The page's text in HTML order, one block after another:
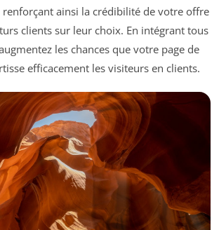
renforçant ainsi la crédibilité de votre offre
clients sur leur choix. En intégrant tous
les chances que votre page de
efficacement les visiteurs en clients.